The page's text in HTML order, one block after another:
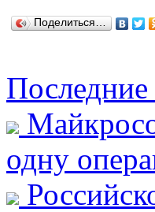
Поделиться…
одну